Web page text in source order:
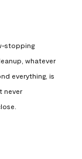
stopping
whatever
everything, is
never